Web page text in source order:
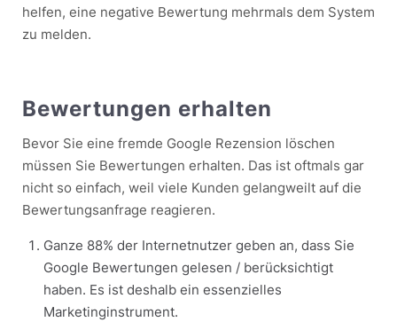
helfen, eine negative Bewertung mehrmals dem System
zu melden.
Bewertungen erhalten
Bevor Sie eine fremde Google Rezension löschen
müssen Sie Bewertungen erhalten. Das ist oftmals gar
nicht so einfach, weil viele Kunden gelangweilt auf die
Bewertungsanfrage reagieren.
Ganze 88% der Internetnutzer geben an, dass Sie
Google Bewertungen gelesen / berücksichtigt
haben. Es ist deshalb ein essenzielles
Marketinginstrument.